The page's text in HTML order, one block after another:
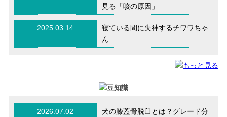
見る「咳の原因」
2025.03.14
寝ている間に失神するチワワちゃ
ん
2026.07.02
犬の膝蓋骨脱臼とは？グレード分